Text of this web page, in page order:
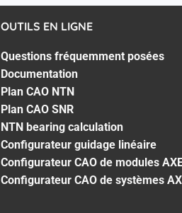
OUTILS EN LIGNE
Questions fréquemment posées
Documentation
Plan CAO NTN
Plan CAO SNR
NTN bearing calculation
Configurateur guidage linéaire
Configurateur CAO de modules
Configurateur CAO de systèmes